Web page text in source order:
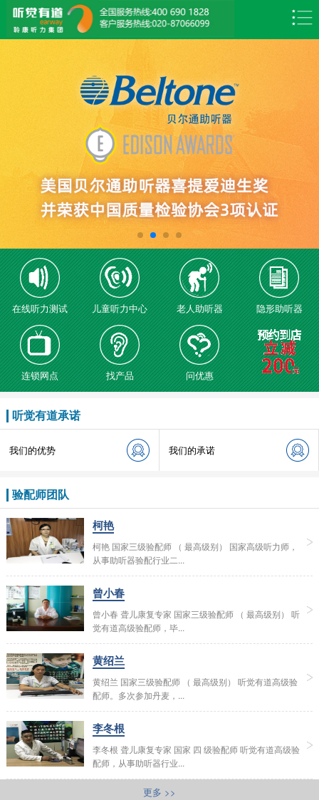
在线听力测试 儿童听力中心 老人助听器 隐形助听器
连锁网点 找产品 问优惠
听觉有道承诺
我们的优势 我们的承诺
验配师团队
柯艳
柯艳 国家三级验配师 （ 最高级别） 国家高级听力师，
从事助听器验配行业二...
曾小春
曾小春 聋儿康复专家 国家三级验配师 （ 最高级别） 听
觉有道高级验配师，毕...
黄绍兰
黄绍兰 国家三级验配师 （ 最高级别） 听觉有道高级验
配师。多次参加丹麦，...
李冬根
李冬根 聋儿康复专家 国家 四 级验配师 听觉有道高级验
配师，从事助听器行业...
更多 >>